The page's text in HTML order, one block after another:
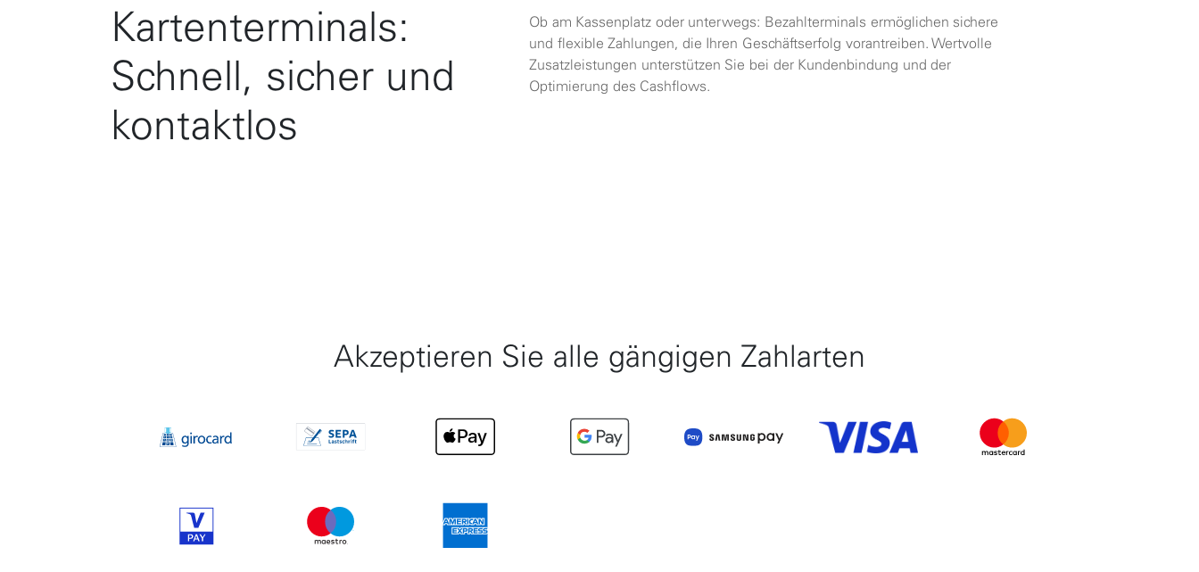
Kartenterminals:
Schnell, sicher und
kontaktlos
Ob am Kassenplatz oder unterwegs: Bezahlterminals ermöglichen sichere
und flexible Zahlungen, die Ihren Geschäftserfolg vorantreiben. Wertvolle
Zusatzleistungen unterstützen Sie bei der Kundenbindung und der
Optimierung des Cashflows.
Akzeptieren Sie alle gängigen Zahlarten
Item 1 of 10 Item 2 of 10 Item 3 of 10 Item 4 of 10 Item 5 of 10 Item 6 of 10 Item 7 of 10
Item 8 of 10 Item 9 of 10 Item 10 of 10